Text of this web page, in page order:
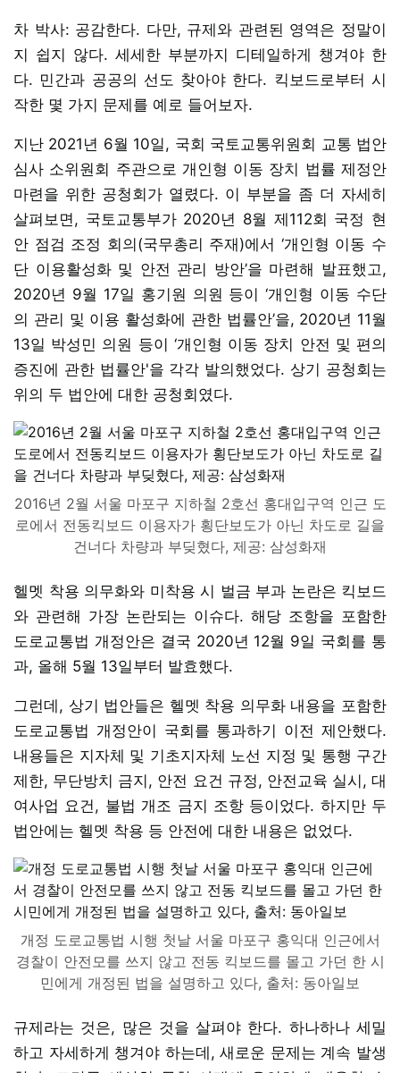
차 박사: 공감한다. 다만, 규제와 관련된 영역은 정말이
지 쉽지 않다. 세세한 부분까지 디테일하게 챙겨야 한
다. 민간과 공공의 선도 찾아야 한다. 킥보드로부터 시
작한 몇 가지 문제를 예로 들어보자.
지난 2021년 6월 10일, 국회 국토교통위원회 교통 법안
심사 소위원회 주관으로 개인형 이동 장치 법률 제정안
마련을 위한 공청회가 열렸다. 이 부분을 좀 더 자세히
살펴보면, 국토교통부가 2020년 8월 제112회 국정 현
안 점검 조정 회의(국무총리 주재)에서 ‘개인형 이동 수
단 이용활성화 및 안전 관리 방안’을 마련해 발표했고,
2020년 9월 17일 홍기원 의원 등이 ‘개인형 이동 수단
의 관리 및 이용 활성화에 관한 법률안’을, 2020년 11월
13일 박성민 의원 등이 ‘개인형 이동 장치 안전 및 편의
증진에 관한 법률안'을 각각 발의했었다. 상기 공청회는
위의 두 법안에 대한 공청회였다.
2016년 2월 서울 마포구 지하철 2호선 홍대입구역 인근 도
로에서 전동킥보드 이용자가 횡단보도가 아닌 차도로 길을
건너다 차량과 부딪혔다, 제공: 삼성화재
헬멧 착용 의무화와 미착용 시 벌금 부과 논란은 킥보드
와 관련해 가장 논란되는 이슈다. 해당 조항을 포함한
도로교통법 개정안은 결국 2020년 12월 9일 국회를 통
과, 올해 5월 13일부터 발효했다.
그런데, 상기 법안들은 헬멧 착용 의무화 내용을 포함한
도로교통법 개정안이 국회를 통과하기 이전 제안했다.
내용들은 지자체 및 기초지자체 노선 지정 및 통행 구간
제한, 무단방치 금지, 안전 요건 규정, 안전교육 실시, 대
여사업 요건, 불법 개조 금지 조항 등이었다. 하지만 두
법안에는 헬멧 착용 등 안전에 대한 내용은 없었다.
개정 도로교통법 시행 첫날 서울 마포구 홍익대 인근에서
경찰이 안전모를 쓰지 않고 전동 킥보드를 몰고 가던 한 시
민에게 개정된 법을 설명하고 있다, 출처: 동아일보
규제라는 것은, 많은 것을 살펴야 한다. 하나하나 세밀
하고 자세하게 챙겨야 하는데, 새로운 문제는 계속 발생